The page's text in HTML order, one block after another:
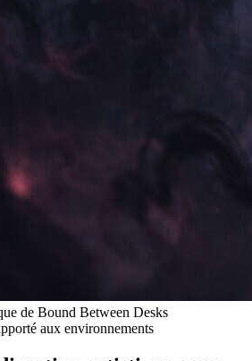
de Bound Between Desks
aux environnements